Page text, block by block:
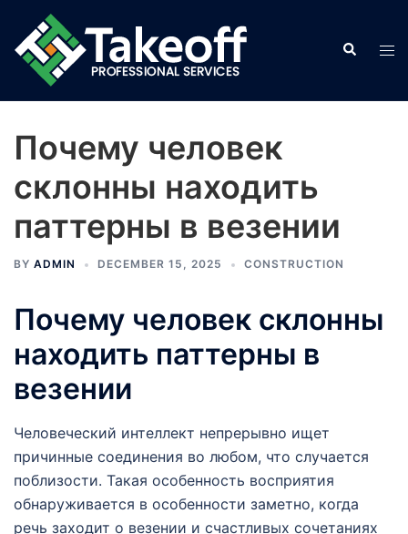
content
Search
Почему человек
склонны находить
паттерны в везении
BY ADMIN DECEMBER 15, 2025 CONSTRUCTION
Почему человек склонны
находить паттерны в
везении
Человеческий интеллект непрерывно ищет
причинные соединения во любом, что случается
поблизости. Такая особенность восприятия
обнаруживается в особенности заметно, когда
речь заходит о везении и счастливых сочетаниях